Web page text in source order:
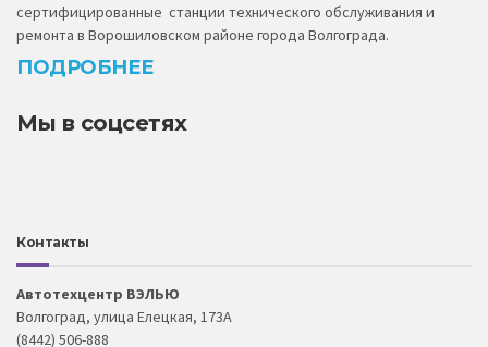
сертифицированные станции технического обслуживания и
ремонта в Ворошиловском районе города Волгограда.
ПОДРОБНЕЕ
Мы в соцсетях
Контакты
Автотехцентр ВЭЛЬЮ
Волгоград, улица Елецкая, 173А
(8442) 506-888